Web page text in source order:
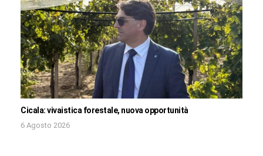
Cicala: vivaistica forestale, nuova opportunità
6 Agosto 2026